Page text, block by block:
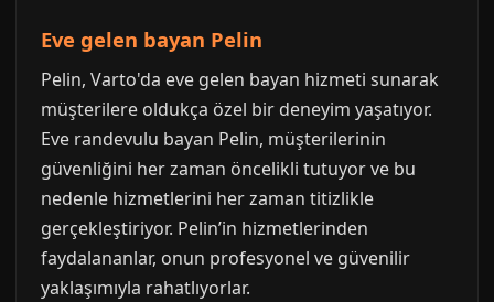
Eve gelen bayan Pelin
Pelin, Varto'da eve gelen bayan hizmeti sunarak
müşterilere oldukça özel bir deneyim yaşatıyor.
Eve randevulu bayan Pelin, müşterilerinin
güvenliğini her zaman öncelikli tutuyor ve bu
nedenle hizmetlerini her zaman titizlikle
gerçekleştiriyor. Pelin’in hizmetlerinden
faydalananlar, onun profesyonel ve güvenilir
yaklaşımıyla rahatlıyorlar.